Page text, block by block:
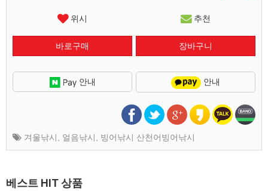
위시 추천
안내 안내
겨울낚시 얼음낚시 빙어낚시 산천어빙어낚시
베스트 HIT 상품